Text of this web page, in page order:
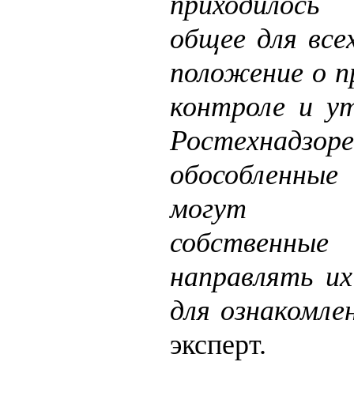
общее для
положение о
контроле и
могут
направлять
для
эксперт.